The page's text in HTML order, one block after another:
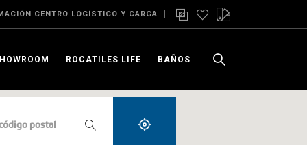
CENTRO LOGÍSTICO Y CARGA
ROCATILES LIFE BAÑOS